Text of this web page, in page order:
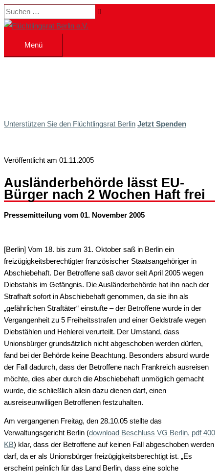
Zum
Inhalt
Suchen …
Menü
Menü
Unterstützen Sie den Flüchtlingsrat Berlin Jetzt Spenden
Veröffentlicht am 01.11.2005
Ausländerbehörde lässt EU-
Bürger nach 2 Wochen Haft frei
Pressemitteilung vom 01. November 2005
[Berlin] Vom 18. bis zum 31. Oktober saß in Berlin ein
freizügigkeitsberechtigter französischer Staatsangehöriger in
Abschiebehaft. Der Betroffene saß davor seit April 2005 wegen
Diebstahls im Gefängnis. Die Ausländerbehörde hat ihn nach der
Strafhaft sofort in Abschiebehaft genommen, da sie ihn als
„gefährlichen Straftäter“ einstufte – der Betroffene wurde in der
Vergangenheit zu 5 Freiheitsstrafen und einer Geldstrafe wegen
Diebstählen und Hehlerei verurteilt. Der Umstand, dass
Unionsbürger grundsätzlich nicht abgeschoben werden dürfen,
fand bei der Behörde keine Beachtung. Besonders absurd wurde
der Fall dadurch, dass der Betroffene nach Frankreich ausreisen
möchte, dies aber durch die Abschiebehaft unmöglich gemacht
wurde, die schließlich allein dazu dienen darf, einen
ausreiseunwilligen Betroffenen festzuhalten.
Am vergangenen Freitag, den 28.10.05 stellte das
Verwaltungsgericht Berlin (download Beschluss VG Berlin, pdf 400
KB) klar, dass der Betroffene auf keinen Fall abgeschoben werden
darf, da er als Unionsbürger freizügigkeitsberechtigt ist. „Es
erscheint peinlich für das Land Berlin, dass eine solche